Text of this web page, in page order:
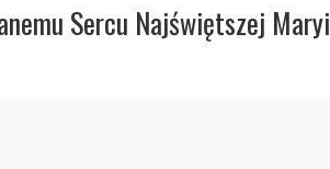
Sercu Najświętszej Maryi